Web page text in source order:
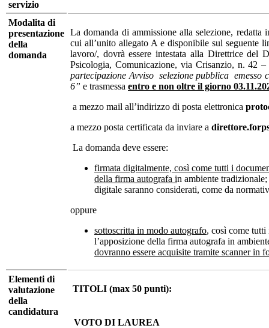
servizio
Modalita di
presentazione
della
domanda
La domanda di ammissione alla selezione, redatta
cui all’unito allegato A e disponibile sul seguente
lavoro/, dovrà essere intestata alla Direttrice del
Psicologia, Comunicazione, via Crisanzio, n. 42
partecipazione Avviso selezione pubblica
6” e trasmessa entro e non oltre il giorno
a mezzo mail all’indirizzo di posta elettronica
a mezzo posta certificata da inviare a
La domanda deve essere:
firmata digitalmente, così come tutti i
della firma autografa in ambiente
digitale saranno considerati, come da
oppure
sottoscritta in modo autografo, così come
l’apposizione della firma autografa in
dovranno essere acquisite tramite scanner in
Elementi di
valutazione
della
candidatura
TITOLI (max 50 punti):
VOTO DI LAUREA